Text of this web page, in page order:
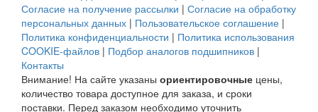
Согласие на получение рассылки | Согласие на обработку
персональных данных | Пользовательское соглашение |
Политика конфиденциальности | Политика использования
COOKIE-файлов | Подбор аналогов подшипников |
Контакты
Внимание! На сайте указаны ориентировочные цены,
количество товара доступное для заказа, и сроки
поставки. Перед заказом необходимо уточнить